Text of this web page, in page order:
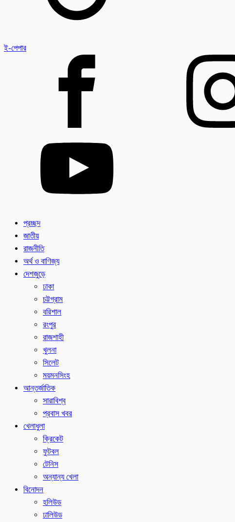
ই-পেপার
প্রচ্ছদ
জাতীয়
রাজনীতি
অর্থ ও বাণিজ্য
দেশজুড়ে
ঢাকা
চট্টগ্রাম
বরিশাল
রংপুর
রাজশাহী
খুলনা
সিলেট
ময়মনসিংহ
আন্তর্জাতিক
সারাবিশ্ব
প্রবাস খবর
খেলাধুলা
ক্রিকেট
ফুটবল
টেনিস
অন্যান্য খেলা
বিনোদন
হলিউড
ঢালিউড